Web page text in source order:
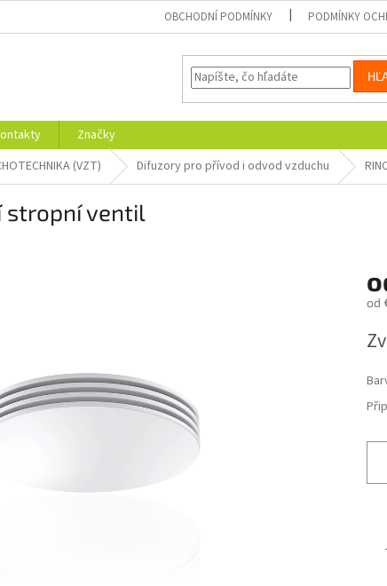
OBCHODNÍ PODMÍNKY PODMÍNKY
Značky
(VZT) Difuzory pro přívod i odvod vzduchu
stropní ventil
od